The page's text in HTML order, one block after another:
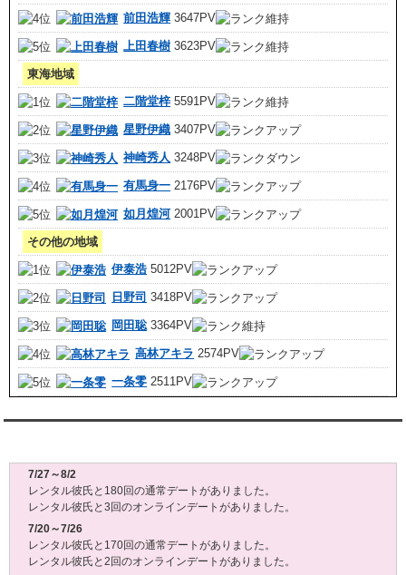
前田浩輝 3647PV
上田春樹 3623PV
東海地域
二階堂梓 5591PV
星野伊織 3407PV
神崎秀人 3248PV
有馬身一 2176PV
如月煌河2001PV
その他の地域
伊泰浩 5012PV
日野司 3418PV
岡田聡3364PV
高林アキラ 2574PV
一条零 2511PV
7/27～8/2
レンタル彼氏と180回の通常デートがありました。
レンタル彼氏と3回のオンラインデートがありました。
7/20～7/26
レンタル彼氏と170回の通常デートがありました。
レンタル彼氏と2回のオンラインデートがありました。